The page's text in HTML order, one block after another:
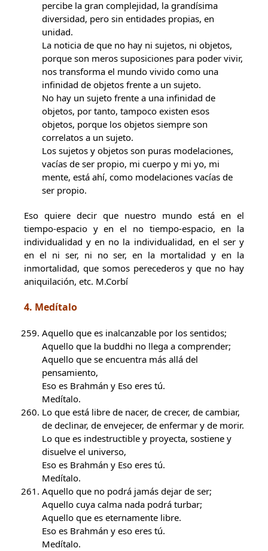
percibe la gran complejidad, la grandísima
diversidad, pero sin entidades propias, en
unidad.
La noticia de que no hay ni sujetos, ni objetos,
porque son meros suposiciones para poder vivir,
nos transforma el mundo vivido como una
infinidad de objetos frente a un sujeto.
No hay un sujeto frente a una infinidad de
objetos, por tanto, tampoco existen esos
objetos, porque los objetos siempre son
correlatos a un sujeto.
Los sujetos y objetos son puras modelaciones,
vacías de ser propio, mi cuerpo y mi yo, mi
mente, está ahí, como modelaciones vacías de
ser propio.
Eso quiere decir que nuestro mundo está en el
tiempo-espacio y en el no tiempo-espacio, en la
individualidad y en no la individualidad, en el ser y
en el ni ser, ni no ser, en la mortalidad y en la
inmortalidad, que somos perecederos y que no hay
aniquilación, etc. M.Corbí
4. Medítalo
Aquello que es inalcanzable por los sentidos;
Aquello que la buddhi no llega a comprender;
Aquello que se encuentra más allá del
pensamiento,
Eso es Brahmán y Eso eres tú.
Medítalo.
Lo que está libre de nacer, de crecer, de cambiar,
de declinar, de envejecer, de enfermar y de morir.
Lo que es indestructible y proyecta, sostiene y
disuelve el universo,
Eso es Brahmán y Eso eres tú.
Medítalo.
Aquello que no podrá jamás dejar de ser;
Aquello cuya calma nada podrá turbar;
Aquello que es eternamente libre.
Eso es Brahmán y eso eres tú.
Medítalo.